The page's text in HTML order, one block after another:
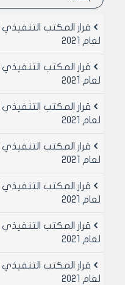
لعام 2021
لعام 2021
لعام 2021
لعام 2021
لعام 2021
لعام 2021
لعام 2021